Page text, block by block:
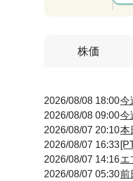
株価
2026/08/08 18:00今
2026/08/08 09:00今
2026/08/07 20:10本
2026/08/07 16:33
2026/08/07 14:16エ
2026/08/07 05:30前